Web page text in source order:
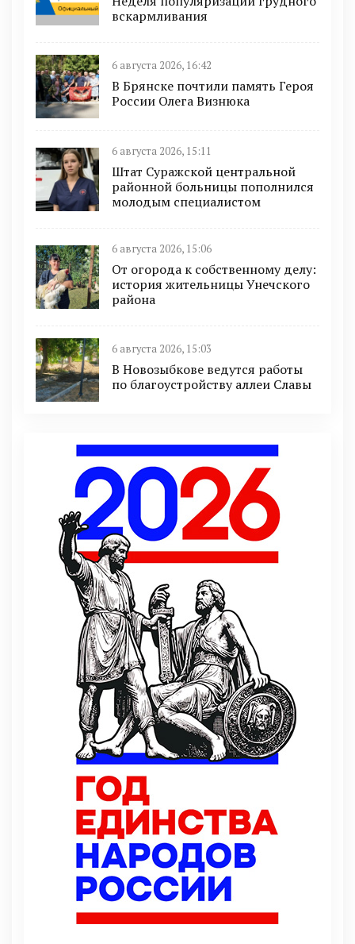
вскармливания
6 августа 2026, 16:42
В Брянске почтили память Героя
России Олега Визнюка
6 августа 2026, 15:11
Штат Суражской центральной
районной больницы пополнился
молодым специалистом
6 августа 2026, 15:06
От огорода к собственному делу:
история жительницы Унечского
района
6 августа 2026, 15:03
В Новозыбкове ведутся работы
по благоустройству аллеи Славы